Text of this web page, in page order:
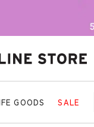
GOODS SALE